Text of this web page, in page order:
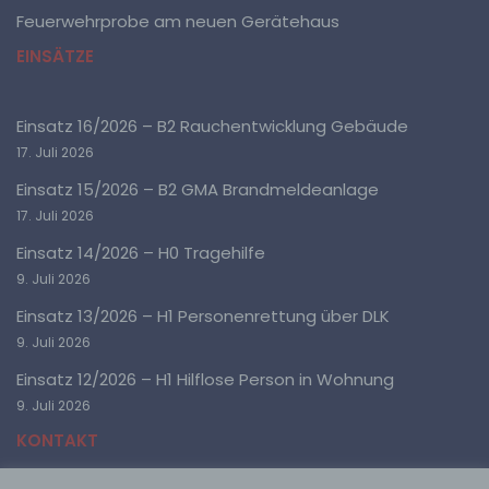
Feuerwehrprobe am neuen Gerätehaus
EINSÄTZE
Einsatz 16/2026 – B2 Rauchentwicklung Gebäude
17. Juli 2026
Einsatz 15/2026 – B2 GMA Brandmeldeanlage
17. Juli 2026
Einsatz 14/2026 – H0 Tragehilfe
9. Juli 2026
Einsatz 13/2026 – H1 Personenrettung über DLK
9. Juli 2026
Einsatz 12/2026 – H1 Hilflose Person in Wohnung
9. Juli 2026
KONTAKT
Betroffene Person ist jede identifizierte oder
identifizierbare natürliche Person, deren
personenbezogene Daten von dem für die Verarbeitung
Verantwortlichen verarbeitet werden.
c) Verarbeitung
Verarbeitung ist jeder mit oder ohne Hilfe
automatisierter Verfahren ausgeführte Vorgang oder
jede solche Vorgangsreihe im Zusammenhang mit
Erfassen, die Organisation, das Ordnen, die
Speicherung, die Anpassung oder Veränderung, das
Offenlegung durch Übermittlung, Verbreitung oder eine
andere Form der Bereitstellung, den Abgleich oder die
Verknüpfung, die Einschränkung, das Löschen oder die
Vernichtung.
d) Einschränkung der Verarbeitung